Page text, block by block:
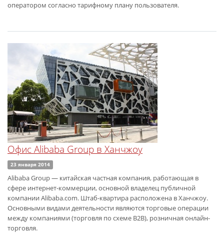
оператором согласно тарифному плану пользователя.
Офис Alibaba Group в Ханчжоу
23 января 2014
Alibaba Group — китайская частная компания, работающая в
сфере интернет-коммерции, основной владелец публичной
компании Alibaba.com. Штаб-квартира расположена в Ханчжоу.
Основными видами деятельности являются торговые операции
между компаниями (торговля по схеме B2B), розничная онлайн-
торговля.